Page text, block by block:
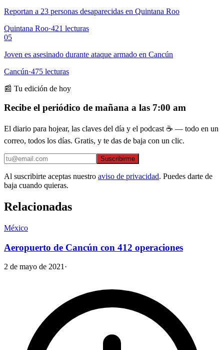
Reportan a 23 personas desaparecidas en Quintana Roo
Quintana Roo·421 lecturas
05
Joven es asesinado durante ataque armado en Cancún
Cancún·475 lecturas
📰 Tu edición de hoy
Recibe el periódico de mañana a las 7:00 am
El diario para hojear, las claves del día y el podcast ☕ — todo en un
correo, todos los días. Gratis, y te das de baja con un clic.
Suscribirme
Al suscribirte aceptas nuestro aviso de privacidad. Puedes darte de
baja cuando quieras.
Relacionadas
México
Aeropuerto de Cancún con 412 operaciones
2 de mayo de 2021 ·